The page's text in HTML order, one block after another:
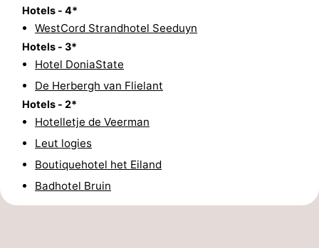
Reiten
Wattwandern
Essen
und
trinken
Veranstaltungen
Praktisch
Forum
Hotels - 4*
WestCord Strandhotel Seeduyn
Hotels - 3*
Hotel DoniaState
De Herbergh van Flielant
Hotels - 2*
Hotelletje de Veerman
Leut logies
Boutiquehotel het Eiland
Badhotel Bruin